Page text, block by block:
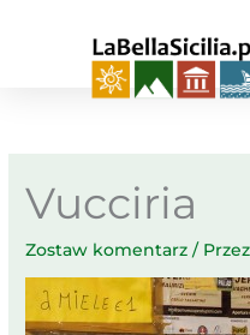
Vucciria
Zostaw komentarz /